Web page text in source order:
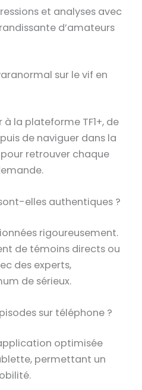
et analyses avec
d’amateurs
sur le vif en
la plateforme TF1+, de
de naviguer dans la
retrouver chaque
elles authentiques ?
rigoureusement.
de témoins directs ou
des experts,
de sérieux.
sur téléphone ?
optimisée
permettant un